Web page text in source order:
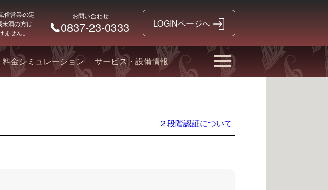
俗営業の定
満の方は
ません。
お問い合わせ
0837-23-0333
料金シミュレーション サービス・設備情報
２段階認証について